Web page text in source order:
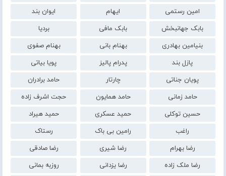
امین رستمی
ایهام
ایوان بند
بابک جهانبخش
بابک مافی
بردیا
بنیامین بهادری
بهنام بانی
بهنام صفوی
پازل بند
پدرام پالیز
پویا بیاتی
پویان جناتی
چارتار
حامد برادران
حامد زمانی
حامد همایون
حجت اشرف زاده
حسین توکلی
حمید عسکری
حمید هیراد
راغب
رامین بی باک
رستاک
رضا بهرام
رضا شیری
رضا صادقی
رضا ملک زاده
رضا یزدانی
روزبه بمانی